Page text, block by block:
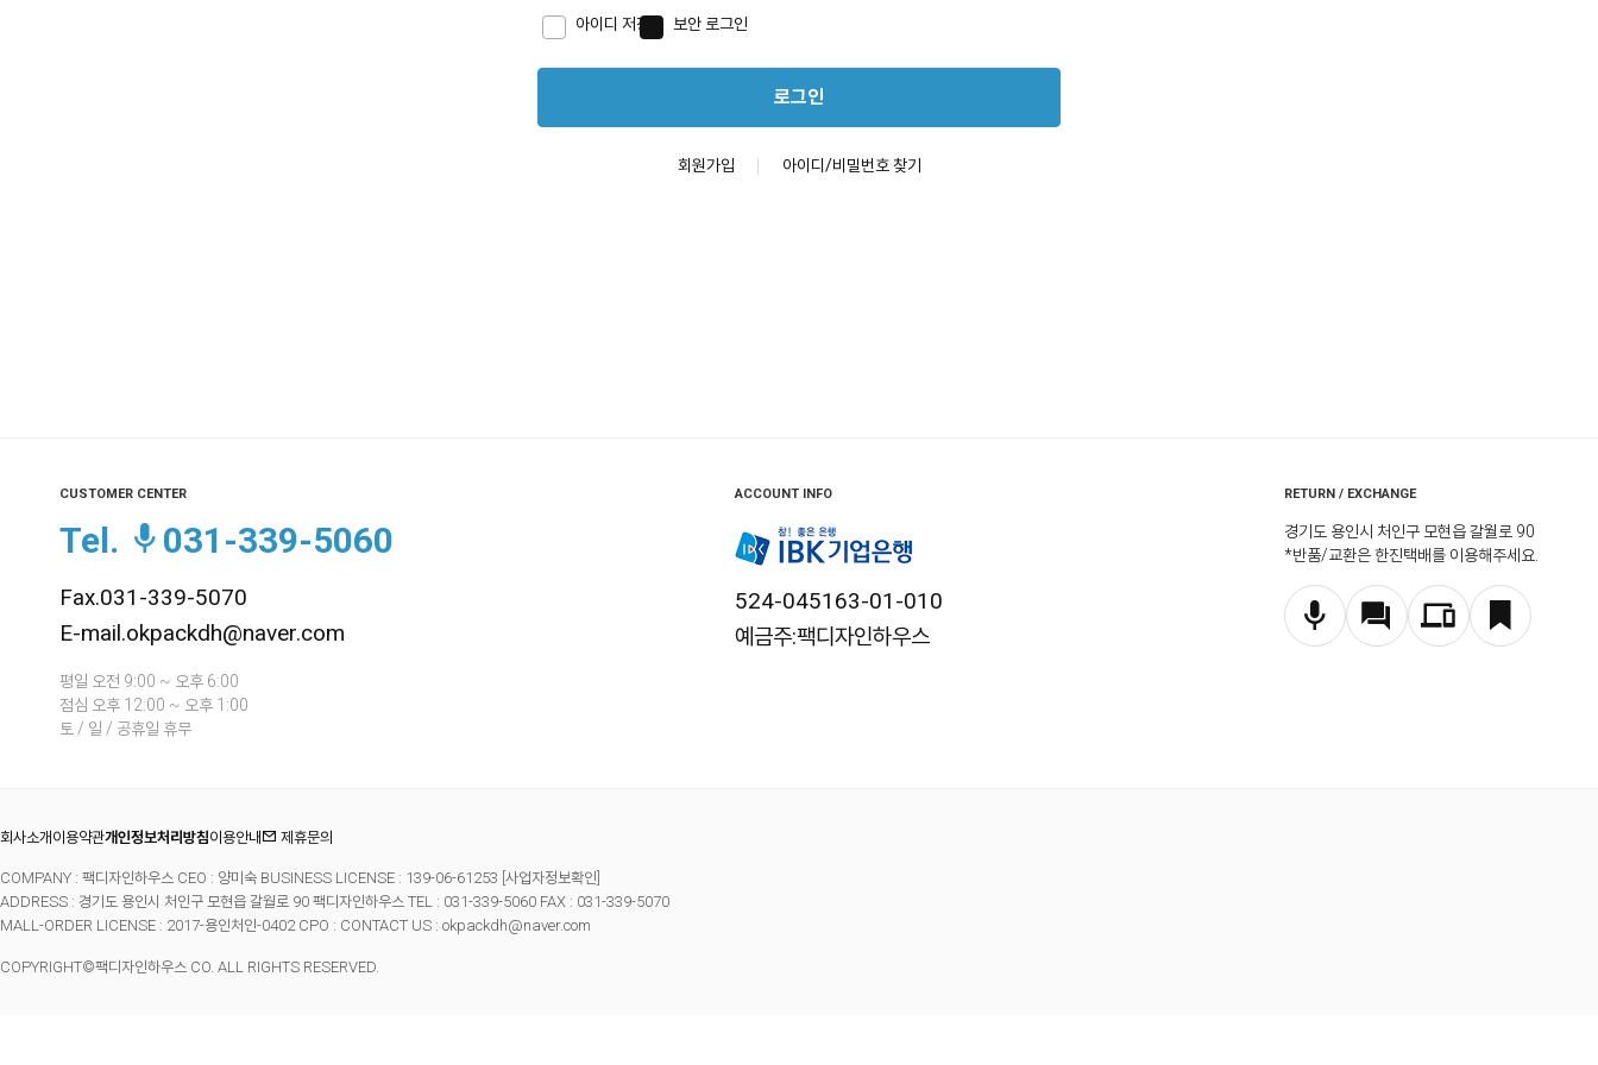
아이디 저장 보안 로그인
로그인
회원가입 아이디/비밀번호 찾기
CUSTOMER CENTER
Tel. 031-339-5060
Fax.031-339-5070
E-mail.okpackdh@naver.com
평일 오전 9:00 ~ 오후 6:00
점심 오후 12:00 ~ 오후 1:00
토 / 일 / 공휴일 휴무
ACCOUNT INFO
524-045163-01-010
예금주:팩디자인하우스
RETURN / EXCHANGE
경기도 용인시 처인구 모현읍 갈월로 90
*반품/교환은 한진택배를 이용해주세요.
회사소개 이용약관개인정보처리방침이용안내 제휴문의
COMPANY : 팩디자인하우스 CEO : 양미숙 BUSINESS LICENSE : 139-06-61253 [사업자정보확인]
ADDRESS : 경기도 용인시 처인구 모현읍 갈월로 90 팩디자인하우스 TEL : 031-339-5060 FAX : 031-339-5070
MALL-ORDER LICENSE : 2017-용인처인-0402 CPO : CONTACT US : okpackdh@naver.com
COPYRIGHT©팩디자인하우스 CO. ALL RIGHTS RESERVED.